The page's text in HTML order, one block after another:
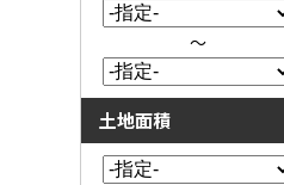
～
土地面積